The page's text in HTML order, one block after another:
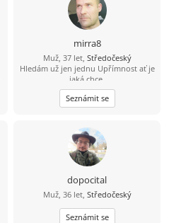
mirra8
Muž, 37 let, Středočeský
Hledám už jen jednu Upřímnost ať je
jaká chce.
Seznámit se
dopocital
Muž, 36 let, Středočeský
Seznámit se